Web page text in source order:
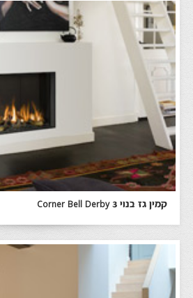
קמין גז בנוי Corner Bell Derby 3